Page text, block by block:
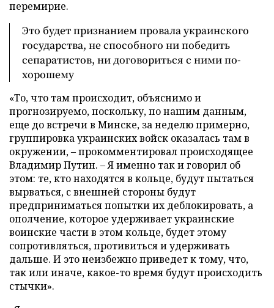
перемирие.
Это будет признанием провала украинского
государства, не способного ни победить
сепаратистов, ни договориться с ними по-
хорошему
«То, что там происходит, объяснимо и
прогнозируемо, поскольку, по нашим данным,
еще до встречи в Минске, за неделю примерно,
группировка украинских войск оказалась там в
окружении, – прокомментировал происходящее
Владимир Путин. – Я именно так и говорил об
этом: те, кто находятся в кольце, будут пытаться
вырваться, с внешней стороны будут
предприниматься попытки их деблокировать, а
ополчение, которое удерживает украинские
воинские части в этом кольце, будет этому
сопротивляться, противиться и удерживать
дальше. И это неизбежно приведет к тому, что,
так или иначе, какое-то время будут происходить
стычки».